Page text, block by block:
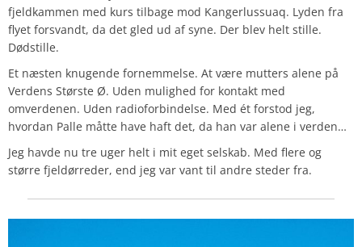
fjeldkammen med kurs tilbage mod Kangerlussuaq. Lyden fra
flyet forsvandt, da det gled ud af syne. Der blev helt stille.
Dødstille.
Et næsten knugende fornemmelse. At være mutters alene på
Verdens Største Ø. Uden mulighed for kontakt med
omverdenen. Uden radioforbindelse. Med ét forstod jeg,
hvordan Palle måtte have haft det, da han var alene i verden…
Jeg havde nu tre uger helt i mit eget selskab. Med flere og
større fjeldørreder, end jeg var vant til andre steder fra.